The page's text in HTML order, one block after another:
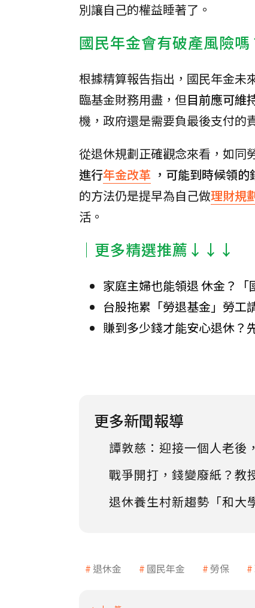
別讓自己的權益睡著了。
國民年金會有破產風險嗎
根據精算報告指出，國民年金未
臨基金財務用盡，但目前應可維
機，政府還是需要負最後支付的
從退休規劃正確觀念來看，如同
進行年金改革 ，可能到時候領
的方法仍是提早為自己做理財規
活。
│更多精選推薦↓↓↓
家庭主婦也能領退 休金？「
台股拖累「勞退基金」勞工
賺到多少錢才能安心退休？
更多新聞報導
譚敦慈：迎接一個人老後
戰爭開打，錢變廢紙？教
退休養生村新趨勢「和大
退休金 國民年金 勞保